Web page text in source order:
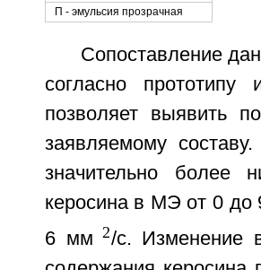
П - эмульсия прозрачная
Сопоставление
согласно прототипу
позволяет выявить
заявляемому
значительно более
керосина в МЭ от 0 до
6 мм 2/с. Изменение